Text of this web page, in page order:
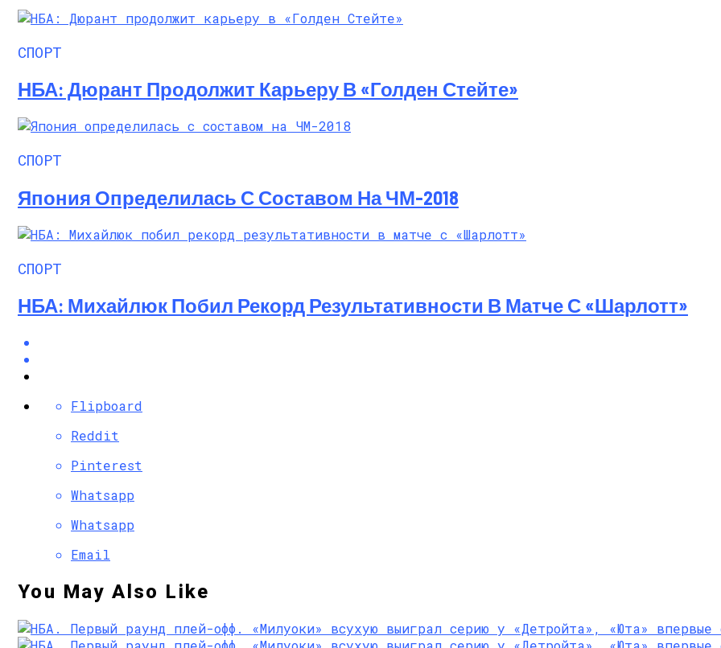
СПОРТ
НБА: Дюрант Продолжит Карьеру В «Голден Стейте»
СПОРТ
Япония Определилась С Составом На ЧМ-2018
СПОРТ
НБА: Михайлюк Побил Рекорд Результативности В Матче С «Шарлотт»
Flipboard
Reddit
Pinterest
Whatsapp
Whatsapp
Email
You May Also Like